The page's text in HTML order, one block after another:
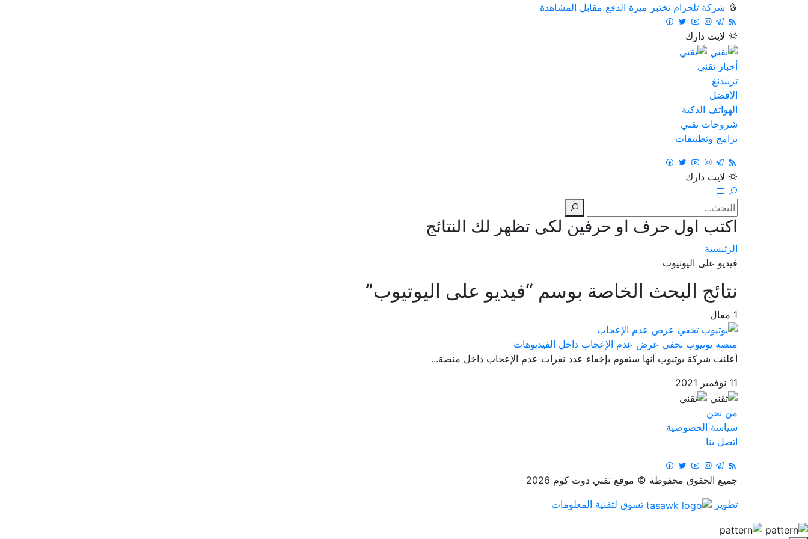
شركة تلجرام تختبر ميزة الدفع مقابل المشاهدة
لايت دارك
أخبار تقني
تريندنغ
الأفضل
الهواتف الذكية
شروحات تقني
برامج وتطبيقات
لايت دارك
اكتب اول حرف او حرفين لكى تظهر لك النتائج
الرئيسية
فيديو على اليوتيوب
نتائج البحث الخاصة بوسم “فيديو على اليوتيوب”
1 مقال
منصة يوتيوب تخفي عرض عدم الإعجاب داخل الفيديوهات
أعلنت شركة يوتيوب أنها ستقوم بإخفاء عدد نقرات عدم الإعجاب داخل منصة...
11 نوفمبر 2021
من نحن
سياسة الخصوصية
اتصل بنا
جميع الحقوق محفوظة © موقع تقني دوت كوم 2026
تطوير
تسوق لتقنية المعلومات